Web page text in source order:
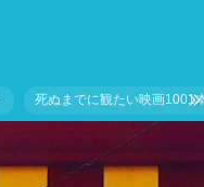
死ぬまでに観たい映画1001